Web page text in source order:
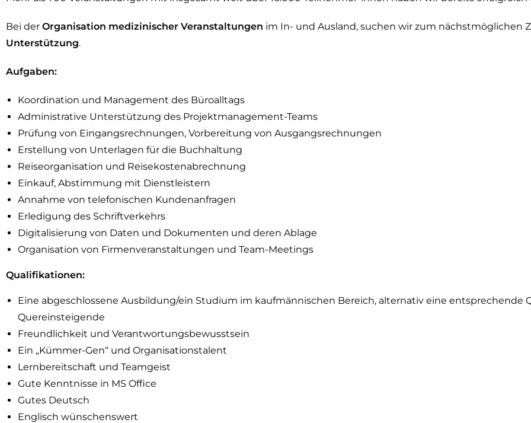
Bei der Organisation medizinischer Veranstaltungen im In- und Ausland, suchen wir zum nächstmöglichen
Unterstützung.
Aufgaben:
Koordination und Management des Büroalltags
Administrative Unterstützung des Projektmanagement-Teams
Prüfung von Eingangsrechnungen, Vorbereitung von Ausgangsrechnungen
Erstellung von Unterlagen für die Buchhaltung
Reiseorganisation und Reisekostenabrechnung
Einkauf, Abstimmung mit Dienstleistern
Annahme von telefonischen Kundenanfragen
Erledigung des Schriftverkehrs
Digitalisierung von Daten und Dokumenten und deren Ablage
Organisation von Firmenveranstaltungen und Team-Meetings
Qualifikationen:
Eine abgeschlossene Ausbildung/ein Studium im kaufmännischen Bereich, alternativ eine entsprechende
Quereinsteigende
Freundlichkeit und Verantwortungsbewusstsein
Ein „Kümmer-Gen“ und Organisationstalent
Lernbereitschaft und Teamgeist
Gute Kenntnisse in MS Office
Gutes Deutsch
Englisch wünschenswert